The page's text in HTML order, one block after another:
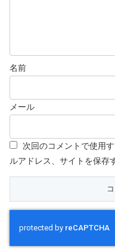
名前
メール
次回のコメントで使用
ルアドレス、サイトを保存